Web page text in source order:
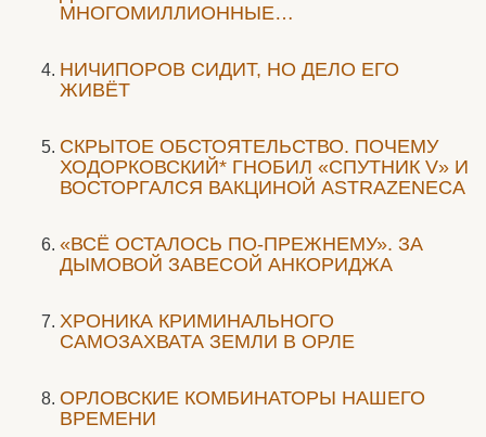
МНОГОМИЛЛИОННЫЕ…
НИЧИПОРОВ СИДИТ, НО ДЕЛО ЕГО
ЖИВЁТ
СКРЫТОЕ ОБСТОЯТЕЛЬСТВО. ПОЧЕМУ
ХОДОРКОВСКИЙ* ГНОБИЛ «СПУТНИК V» И
ВОСТОРГАЛСЯ ВАКЦИНОЙ ASTRAZENECA
«ВСЁ ОСТАЛОСЬ ПО-ПРЕЖНЕМУ». ЗА
ДЫМОВОЙ ЗАВЕСОЙ АНКОРИДЖА
ХРОНИКА КРИМИНАЛЬНОГО
САМОЗАХВАТА ЗЕМЛИ В ОРЛЕ
ОРЛОВСКИЕ КОМБИНАТОРЫ НАШЕГО
ВРЕМЕНИ